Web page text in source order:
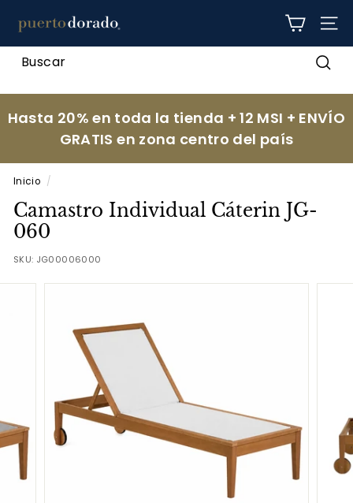
directamente
contenido
p
u
e
r
t
o
r
a
d
o
Hasta 20% en toda la tienda + 12 MSI + ENVÍO
GRATIS en zona centro del país
Inicio /
Camastro Individual Cáterin JG-
060
SKU: JG00006000